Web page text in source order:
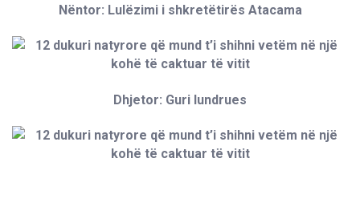
Nëntor: Lulëzimi i shkretëtirës Atacama
Dhjetor: Guri lundrues